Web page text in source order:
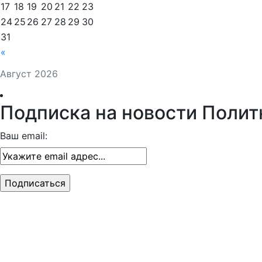
Август 2026
«
17 18 19 20 21 22 23
24 25 26 27 28 29 30
31
Подписка на новости
Ваш email: